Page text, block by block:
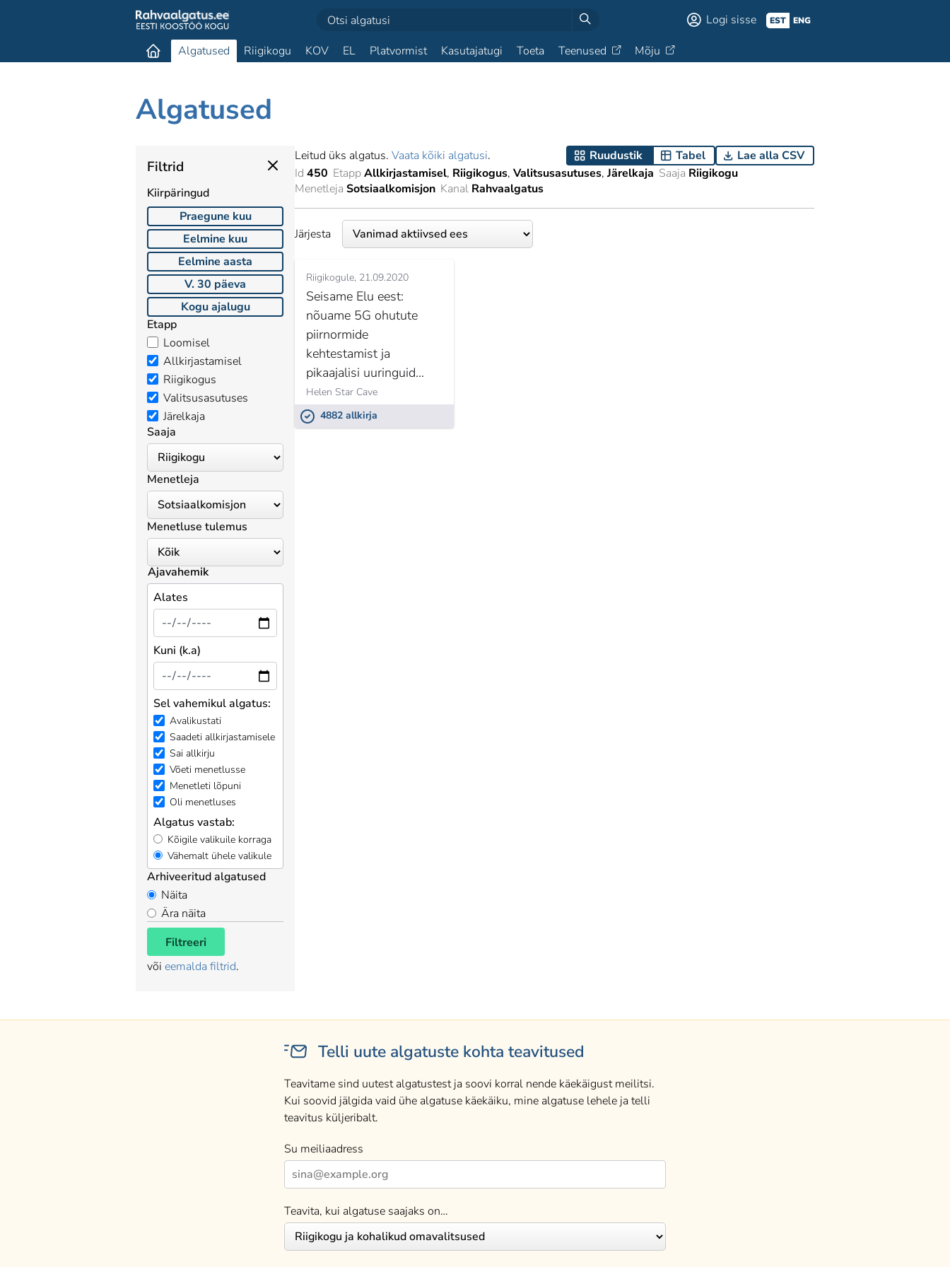
Logi sisse EST ENG
Algatused Riigikogu KOV EL Platvormist Kasutajatugi Toeta Teenused Mõju
Algatused
Filtrid
Kiirpäringud
Praegune kuu
Eelmine kuu
Eelmine aasta
V. 30 päeva
Kogu ajalugu
Etapp
Loomisel
Allkirjastamisel
Riigikogus
Valitsusasutuses
Järelkaja
Saaja
Menetleja
Menetluse tulemus
Ajavahemik
Alates
Kuni (k.a)
Sel vahemikul algatus:
Avalikustati
Saadeti allkirjastamisele
Sai allkirju
Võeti menetlusse
Menetleti lõpuni
Oli menetluses
Algatus vastab:
Kõigile valikuile korraga
Vähemalt ühele valikule
Arhiveeritud algatused
Näita
Ära näita
Filtreeri
või eemalda filtrid.
Leitud üks algatus. Vaata kõiki algatusi. Ruudustik Tabel
Lae alla CSV
Id 450 EtappAllkirjastamisel Riigikogus Valitsusasutuses Järelkaja Saaja Riigikogu
Menetleja Sotsiaalkomisjon Kanal Rahvaalgatus
Järjesta
Riigikogule 21.09.2020
Seisame Elu eest:
nõuame 5G ohutute
piirnormide
kehtestamist ja
pikaajalisi uuringuid
tehnoloogiaärist
sõltumatutelt
teadlastelt
Helen Star Cave
4882 allkirja
Telli uute algatuste kohta teavitused
Teavitame sind uutest algatustest ja soovi korral nende käekäigust meilitsi.
Kui soovid jälgida vaid ühe algatuse käekäiku, mine algatuse lehele ja telli
teavitus küljeribalt.
Su meiliaadress
Teavita, kui algatuse saajaks on…